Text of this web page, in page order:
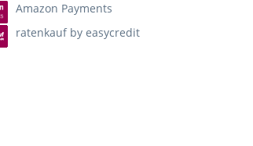
Amazon Payments
ratenkauf by easycredit